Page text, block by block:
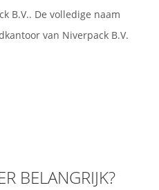
B.V.. De volledige naam
van Niverpack B.V.
BELANGRIJK?